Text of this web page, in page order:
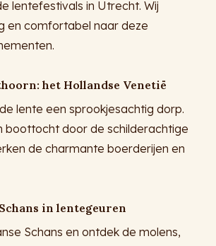
lentefestivals in Utrecht. Wij
en comfortabel naar deze
het Hollandse Venetië
lente een sprookjesachtig dorp.
boottocht door de schilderachtige
de charmante boerderijen en
Schans in lentegeuren
Schans en ontdek de molens,